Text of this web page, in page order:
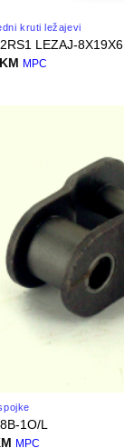
kruti ležajevi
LEZAJ-8X19X6
KM MPC
1O/L
MPC